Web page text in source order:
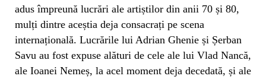
adus împreună lucrări ale artiștilor din anii 70 și 80,
mulți dintre aceștia deja consacrați pe scena
internațională. Lucrările lui Adrian Ghenie și Șerban
Savu au fost expuse alături de cele ale lui Vlad Nancă,
ale Ioanei Nemeș, la acel moment deja decedată, și ale